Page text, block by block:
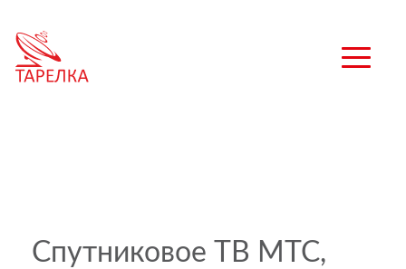
Спутниковое ТВ МТС,